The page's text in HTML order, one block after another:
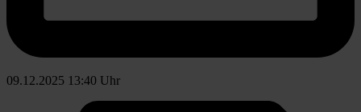
09.12.2025 13:40 Uhr